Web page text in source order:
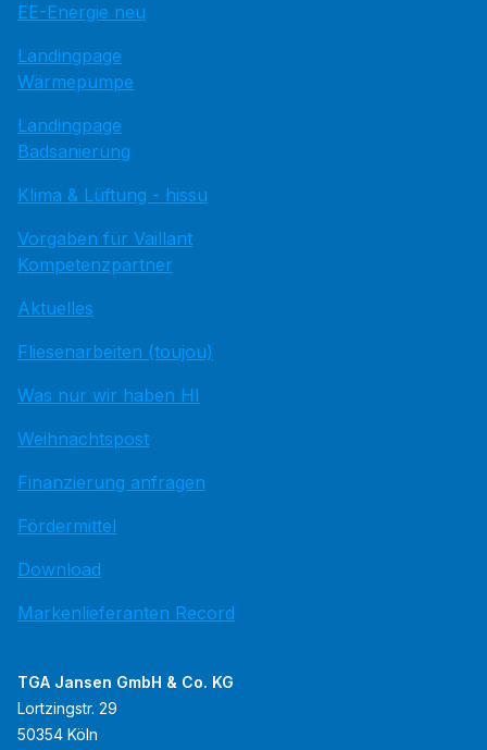
EE-Energie neu
Landingpage
Wärmepumpe
Landingpage
Badsanierung
Klima & Lüftung - hissu
Vorgaben für Vaillant
Kompetenzpartner
Aktuelles
Fliesenarbeiten (toujou)
Was nur wir haben HI
Weihnachtspost
Finanzierung anfragen
Fördermittel
Download
Markenlieferanten Record
TGA Jansen GmbH & Co. KG
Lortzingstr. 29
50354 Köln